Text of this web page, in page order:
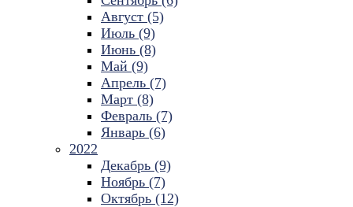
Август (5)
Июль (9)
Июнь (8)
Май (9)
Апрель (7)
Март (8)
Февраль (7)
Январь (6)
2022
Декабрь (9)
Ноябрь (7)
Октябрь (12)